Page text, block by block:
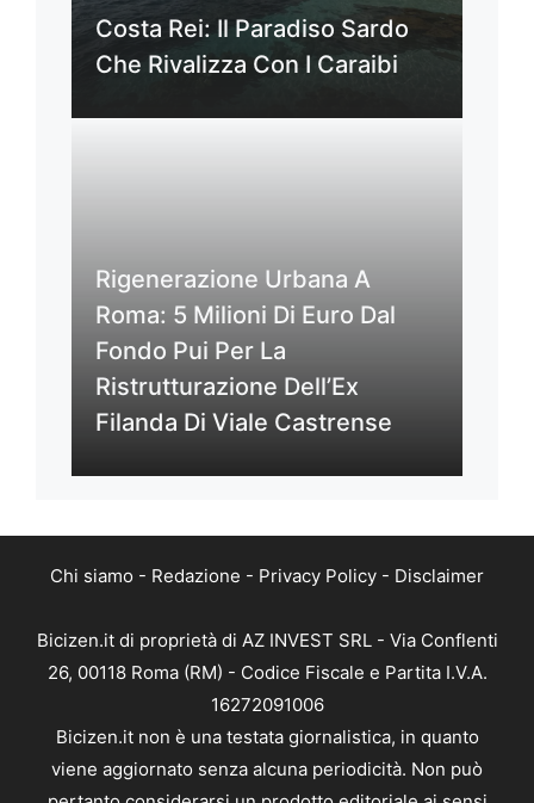
Costa Rei: Il Paradiso Sardo
Che Rivalizza Con I Caraibi
Rigenerazione Urbana A
Roma: 5 Milioni Di Euro Dal
Fondo Pui Per La
Ristrutturazione Dell’Ex
Filanda Di Viale Castrense
Chi siamo - Redazione - Privacy Policy - Disclaimer
Bicizen.it di proprietà di AZ INVEST SRL - Via Conflenti
26, 00118 Roma (RM) - Codice Fiscale e Partita I.V.A.
16272091006
Bicizen.it non è una testata giornalistica, in quanto
viene aggiornato senza alcuna periodicità. Non può